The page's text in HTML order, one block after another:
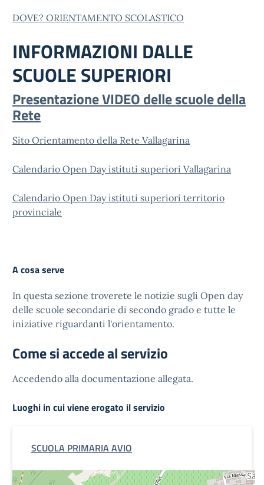
DOVE? ORIENTAMENTO SCOLASTICO
INFORMAZIONI DALLE
SCUOLE SUPERIORI
Presentazione VIDEO delle scuole della
Rete
Sito Orientamento della Rete Vallagarina
Calendario Open Day istituti superiori Vallagarina
Calendario Open Day istituti superiori territorio
provinciale
A cosa serve
In questa sezione troverete le notizie sugli Open day
delle scuole secondarie di secondo grado e tutte le
iniziative riguardanti l'orientamento.
Come si accede al servizio
Accedendo alla documentazione allegata.
Luoghi in cui viene erogato il servizio
SCUOLA PRIMARIA AVIO